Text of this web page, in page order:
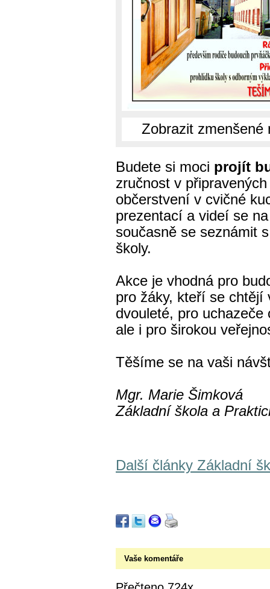
Zobrazit zmenšené
Budete si moci projít
zručnost v
občerstvení v cvičné
prezentací a videí se
současně se seznámit
školy.
Akce je vhodná pro
pro žáky, kteří se chtějí
dvouleté, pro
ale i pro širokou
Těšíme se na vaši
Mgr. Marie Šimková
Základní škola a
Další články Základní
Vaše komentáře